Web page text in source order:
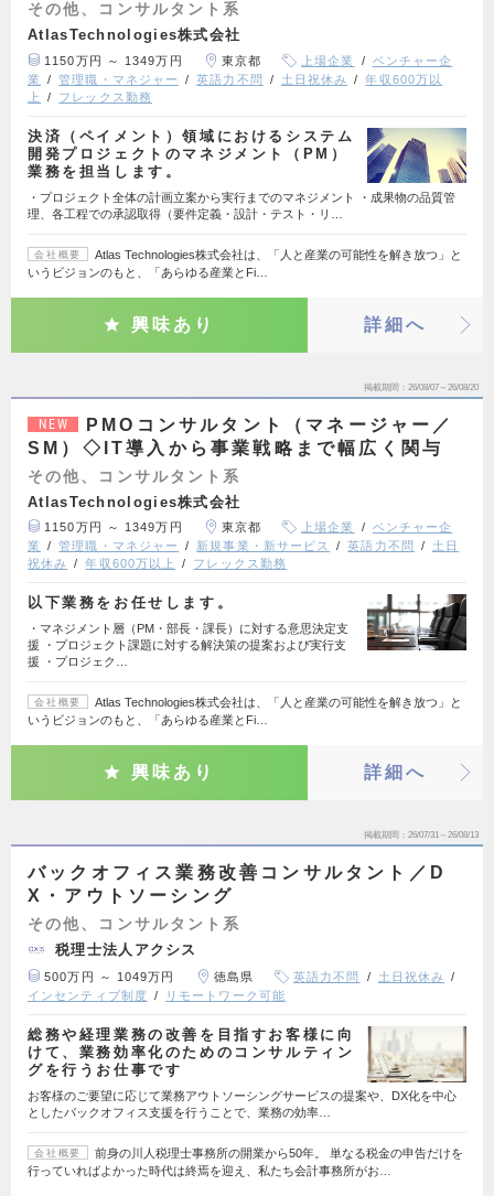
その他、コンサルタント系
AtlasTechnologies株式会社
1150万円 ～ 1349万円 東京都 上場企業
ベンチャー企
業
管理職・マネジャー 英語力不問 土日祝休み
年収600万以
上
フレックス勤務
決済（ペイメント）領域におけるシステム
開発プロジェクトのマネジメント（PM）
業務を担当します。
・プロジェクト全体の計画立案から実行までのマネジメント ・成果物の品質管
理、各工程での承認取得（要件定義・設計・テスト・リ…
会社概要
Atlas Technologies株式会社は、「人と産業の可能性を解き放つ」と
いうビジョンのもと、「あらゆる産業とFi…
興味あり 詳細へ
掲載期間 26/08/07～26/08/20
NEW
PMOコンサルタント（マネージャー／
SM）◇IT導入から事業戦略まで幅広く関与
その他、コンサルタント系
AtlasTechnologies株式会社
1150万円 ～ 1349万円 東京都 上場企業
ベンチャー企
業
管理職・マネジャー 新規事業・新サービス 英語力不問
土日
祝休み
年収600万以上 フレックス勤務
以下業務をお任せします。
・マネジメント層（PM・部長・課長）に対する意思決定支
援 ・プロジェクト課題に対する解決策の提案および実行支
援 ・プロジェク…
会社概要
Atlas Technologies株式会社は、「人と産業の可能性を解き放つ」と
いうビジョンのもと、「あらゆる産業とFi…
興味あり 詳細へ
掲載期間 26/07/31～26/08/13
バックオフィス業務改善コンサルタント／D
X・アウトソーシング
その他、コンサルタント系
税理士法人アクシス
500万円 ～ 1049万円 徳島県 英語力不問
土日祝休み
インセンティブ制度
リモートワーク可能
総務や経理業務の改善を目指すお客様に向
けて、業務効率化のためのコンサルティン
グを行うお仕事です
お客様のご要望に応じて業務アウトソーシングサービスの提案や、DX化を中心
としたバックオフィス支援を行うことで、業務の効率…
会社概要
前身の川人税理士事務所の開業から50年。 単なる税金の申告だけを
行っていればよかった時代は終焉を迎え、私たち会計事務所がお…